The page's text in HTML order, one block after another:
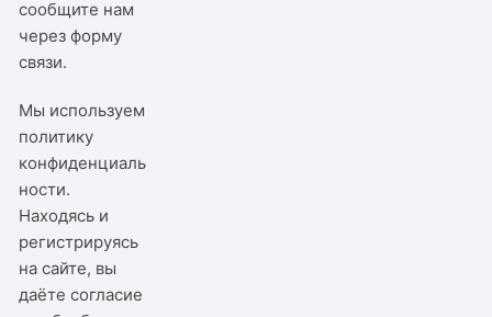
сообщите нам
черезформу
связи.
Мы используем
политику
конфиденциаль
ности.
Находясь и
регистрируясь
на сайте, вы
даёте согласие